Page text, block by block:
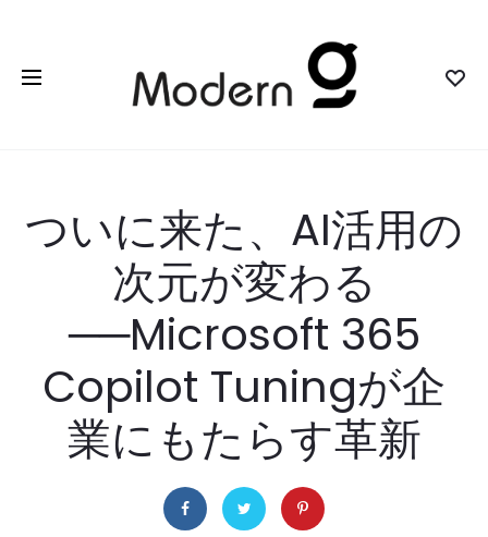
ついに来た、AI活用の
次元が変わる
──Microsoft 365
Copilot Tuningが企
業にもたらす革新